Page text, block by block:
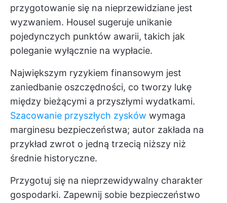
przygotowanie się na nieprzewidziane jest
wyzwaniem. Housel sugeruje unikanie
pojedynczych punktów awarii, takich jak
poleganie wyłącznie na wypłacie.
Największym ryzykiem finansowym jest
zaniedbanie oszczędności, co tworzy lukę
między bieżącymi a przyszłymi wydatkami.
Szacowanie przyszłych zysków wymaga
marginesu bezpieczeństwa; autor zakłada na
przykład zwrot o jedną trzecią niższy niż
średnie historyczne.
Przygotuj się na nieprzewidywalny charakter
gospodarki. Zapewnij sobie bezpieczeństwo